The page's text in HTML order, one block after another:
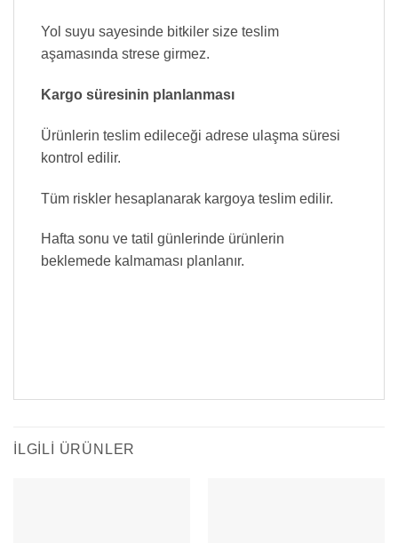
Yol suyu sayesinde bitkiler size teslim
aşamasında strese girmez.
Kargo süresinin planlanması
Ürünlerin teslim edileceği adrese ulaşma süresi
kontrol edilir.
Tüm riskler hesaplanarak kargoya teslim edilir.
Hafta sonu ve tatil günlerinde ürünlerin
beklemede kalmaması planlanır.
İLGILI ÜRÜNLER